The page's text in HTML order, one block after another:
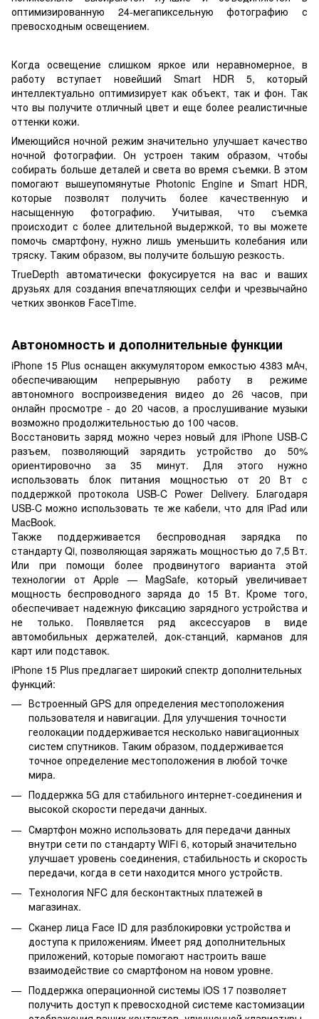
оптимизированную 24-мегапиксельную фотографию с
превосходным освещением.
Когда освещение слишком яркое или неравномерное, в
работу вступает новейший Smart HDR 5, который
интеллектуально оптимизирует как объект, так и фон. Так
что вы получите отличный цвет и еще более реалистичные
оттенки кожи.
Имеющийся ночной режим значительно улучшает качество
ночной фотографии. Он устроен таким образом, чтобы
собирать больше деталей и света во время съемки. В этом
помогают вышеупомянутые Photonic Engine и Smart HDR,
которые позволят получить более качественную и
насыщенную фотографию. Учитывая, что съемка
происходит с более длительной выдержкой, то вы можете
помочь смартфону, нужно лишь уменьшить колебания или
тряску. Таким образом, вы получите большую резкость.
TrueDepth автоматически фокусируется на вас и ваших
друзьях для создания впечатляющих селфи и чрезвычайно
четких звонков FaceTime.
Автономность и дополнительные функции
iPhone 15 Plus оснащен аккумулятором емкостью 4383 мАч,
обеспечивающим непрерывную работу в режиме
автономного воспроизведения видео до 26 часов, при
онлайн просмотре - до 20 часов, а прослушивание музыки
возможно продолжительностью до 100 часов.
Восстановить заряд можно через новый для iPhone USB-C
разъем, позволяющий зарядить устройство до 50%
ориентировочно за 35 минут. Для этого нужно
использовать блок питания мощностью от 20 Вт с
поддержкой протокола USB-C Power Delivery. Благодаря
USB-C можно использовать те же кабели, что для iPad или
MacBook.
Также поддерживается беспроводная зарядка по
стандарту Qi, позволяющая заряжать мощностью до 7,5 Вт.
Или при помощи более продвинутого варианта этой
технологии от Apple — MagSafe, который увеличивает
мощность беспроводного заряда до 15 Вт. Кроме того,
обеспечивает надежную фиксацию зарядного устройства и
не только. Появляется ряд аксессуаров в виде
автомобильных держателей, док-станций, карманов для
карт или подставок.
iPhone 15 Plus предлагает широкий спектр дополнительных
функций:
Встроенный GPS для определения местоположения
пользователя и навигации. Для улучшения точности
геолокации поддерживается несколько навигационных
систем спутников. Таким образом, поддерживается
точное определение местоположения в любой точке
мира.
Поддержка 5G для стабильного интернет-соединения и
высокой скорости передачи данных.
Смартфон можно использовать для передачи данных
внутри сети по стандарту WiFi 6, который значительно
улучшает уровень соединения, стабильность и скорость
передачи, когда в сети находится много устройств.
Технология NFC для бесконтактных платежей в
магазинах.
Сканер лица Face ID для разблокировки устройства и
доступа к приложениям. Имеет ряд дополнительных
приложений, которые помогают настроить ваше
взаимодействие со смартфоном на новом уровне.
Поддержка операционной системы iOS 17 позволяет
получить доступ к превосходной системе кастомизации